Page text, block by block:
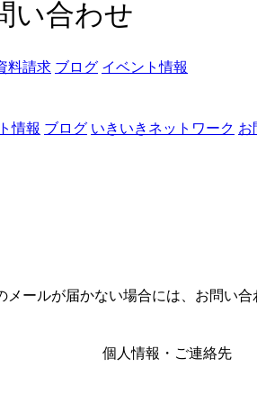
い合わせ
料請求 ブログ イベント情報
情報 ブログ いきいきネットワーク お
ールが届かない場合には、お問い合
個人情報・ご連絡先